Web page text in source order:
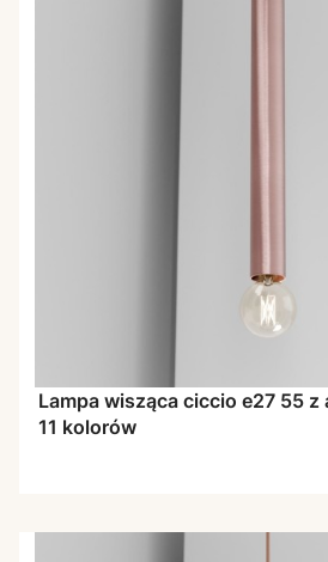
Lampa wisząca ciccio e27 55 z
11 kolorów